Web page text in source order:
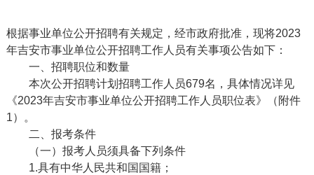
根据事业单位公开招聘有关规定 ，经市政府批准，现将2023
年吉安市事业单位公开招聘工作人员有关事项公告如下：
一、招聘职位和数量
本次公开招聘计划招聘工作人员679名，具体情况详见
《2023年吉安市事业单位公开招聘工作人员职位表》（附件
1）。
二、报考条件
（一）报考人员须具备下列条件
1.具有中华人民共和国国籍；